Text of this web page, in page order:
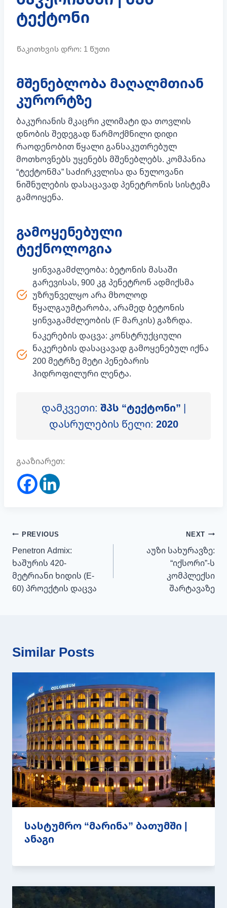
ტექტონი
მშენებლობა მაღალმთიან
კურორტზე
ბაკურიანის მკაცრი კლიმატი და თოვლის
დნობის შედეგად წარმოქმნილი დიდი
რაოდენობით წყალი განსაკუთრებულ
მოთხოვნებს უყენებს მშენებლებს. კომპანია
“ტექტონმა” საძირკვლისა და ნულოვანი
ნიშნულების დასაცავად პენეტრონის სისტემა
გამოიყენა.
გამოყენებული
ტექნოლოგია
ყინვაგამძლეობა: ბეტონის მასაში
გარევისას, 900 კგ პენეტრონ ადმიქსმა
უზრუნველყო არა მხოლოდ
წყალგაუმტარობა, არამედ ბეტონის
ყინვაგამძლეობის (F მარკის) გაზრდა.
ნაკერების დაცვა: კონსტრუქციული
ნაკერების დასაცავად გამოყენებულ იქნა
200 მეტრზე მეტი პენებარის
ჰიდროფილური ლენტა.
დამკვეთი: შპს “ტექტონი” |
დასრულების წელი: 2020
გააზიარეთ:
პოსტის
ნავიგაცია
PREVIOUS
Penetron Admix:
ხაშურის 420-
მეტრიანი ხიდის (E-
60) პროექტის დაცვა
NEXT
აუზი სახურავზე:
“იქსორი”-ს
კომპლექსი
შარტავაზე
Similar Posts
სასტუმრო “მარინა” ბათუმში |
ანაგი